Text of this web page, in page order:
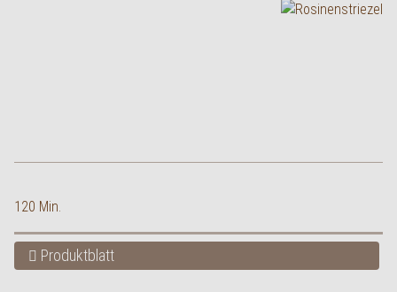
120 Min.
Produktblatt